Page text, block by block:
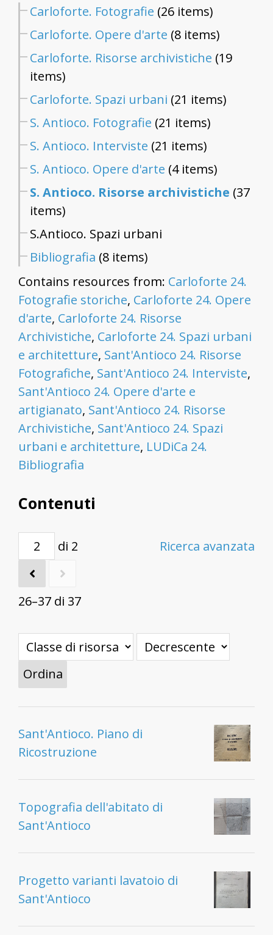
Carloforte. Fotografie (26 items)
Carloforte. Opere d'arte (8 items)
Carloforte. Risorse archivistiche (19
items)
Carloforte. Spazi urbani (21 items)
S. Antioco. Fotografie (21 items)
S. Antioco. Interviste (21 items)
S. Antioco. Opere d'arte (4 items)
S. Antioco. Risorse archivistiche (37
items)
S.Antioco. Spazi urbani
Bibliografia (8 items)
Contains resources from: Carloforte 24.
Fotografie storiche, Carloforte 24. Opere
d'arte, Carloforte 24. Risorse
Archivistiche, Carloforte 24. Spazi urbani
e architetture, Sant'Antioco 24. Risorse
Fotografiche, Sant'Antioco 24. Interviste,
Sant'Antioco 24. Opere d'arte e
artigianato, Sant'Antioco 24. Risorse
Archivistiche, Sant'Antioco 24. Spazi
urbani e architetture, LUDiCa 24.
Bibliografia
Contenuti
di 2
26–37 di 37
Ricerca avanzata
Ordina
Sant'Antioco. Piano di
Ricostruzione
Topografia dell'abitato di
Sant'Antioco
Progetto varianti lavatoio di
Sant'Antioco